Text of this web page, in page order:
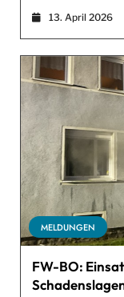
13. April 2026
MELDUNGEN
FW-BO: